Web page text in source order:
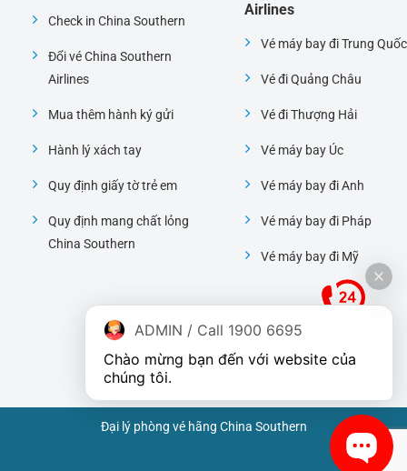
Check in China Southern
Đổi vé China Southern
Airlines
Mua thêm hành ký gửi
Hành lý xách tay
Quy định giấy tờ trẻ em
Quy định mang chất lỏng
China Southern
Airlines
Vé máy bay đi Trung Quốc
Vé đi Quảng Châu
Vé đi Thượng Hải
Vé máy bay Úc
Vé máy bay đi Anh
Vé máy bay đi Pháp
Vé máy bay đi Mỹ
Đại lý phòng vé hãng China Southern
ADMIN / Call 1900 6695
Chào mừng bạn đến với website của
chúng tôi.